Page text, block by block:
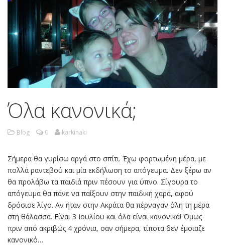
Όλα κανονικά;
Blog 0 karkinaki
Σήμερα θα γυρίσω αργά στο σπίτι. Έχω φορτωμένη μέρα, με
πολλά ραντεβού και μία εκδήλωση το απόγευμα. Δεν ξέρω αν
θα προλάβω τα παιδιά πριν πέσουν για ύπνο. Σίγουρα το
απόγευμα θα πάνε να παίξουν στην παιδική χαρά, αφού
δρόσισε λίγο. Αν ήταν στην Ακράτα θα πέρναγαν όλη τη μέρα
στη θάλασσα. Είναι 3 Ιουλίου και όλα είναι κανονικά! Όμως
πριν από ακριβώς 4 χρόνια, σαν σήμερα, τίποτα δεν έμοιαζε
κανονικό…